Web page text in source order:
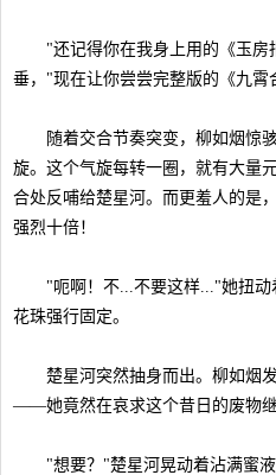
"还记得你在我身上用的《玉房
垂，"现在让你尝尝完整版的《九霄
随着交合节奏突变，柳如烟惊骇
旋。这个气旋每转一圈，就有大量
合处反哺给楚星河。而更羞人的是
强烈十倍！
"呃啊！不...不要这样..."她扭动
花珠强行固定。
楚星河突然抽身而出。柳如烟发
——她竟然在哀求这个昔日的废物继
"想要？"楚星河晃动着沾满蜜液